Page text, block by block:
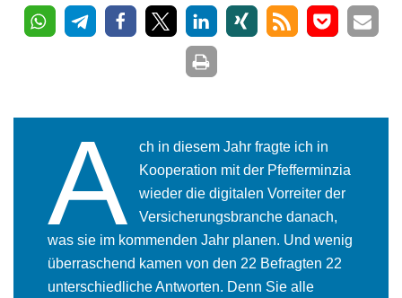
A
ch in diesem Jahr fragte ich in
Kooperation mit der Pfefferminzia
wieder die digitalen Vorreiter der
Versicherungsbranche danach,
was sie im kommenden Jahr planen. Und wenig
überraschend kamen von den 22 Befragten 22
unterschiedliche Antworten. Denn Sie alle